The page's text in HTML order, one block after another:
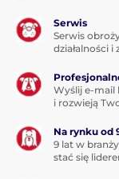
Serwis
Serwis
działalności
Wyślij e-mail
i rozwieją
Na rynku od
9 lat w
stać się